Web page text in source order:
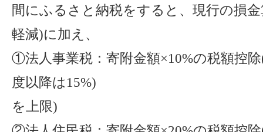
間にふるさと納税をすると、現行の損
軽減)に加え、
①法人事業税：寄附金額×10%の税額控
度以降は15%)
を上限)